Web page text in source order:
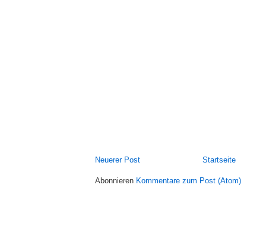
Neuerer Post Startseite
Abonnieren Kommentare zum Post (Atom)